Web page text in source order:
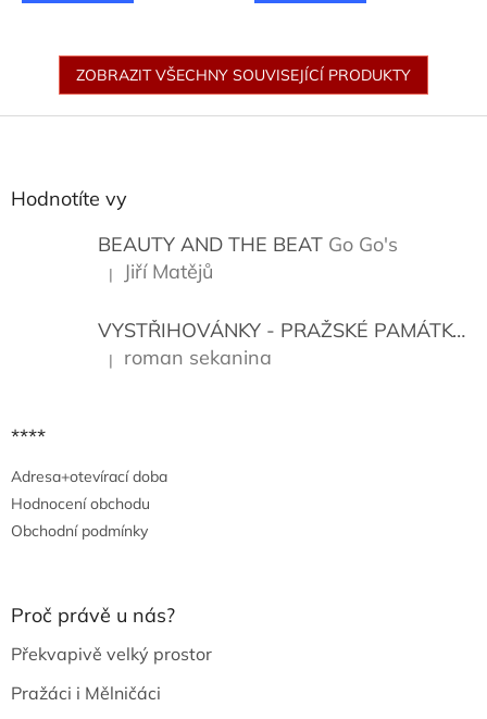
ZOBRAZIT VŠECHNY SOUVISEJÍCÍ PRODUKTY
Hodnotíte vy
BEAUTY AND THE BEAT Go Go's
Hodnocení produktu je 5 z 5 hvězdiček.
| Jiří Matějů
VYSTŘIHOVÁNKY - PRAŽSKÉ PAMÁTKY
Hodnocení produktu je 5 z 5 hvězdiček.
| roman sekanina
****
Adresa+otevírací doba
Hodnocení obchodu
Obchodní podmínky
Proč právě u nás?
Překvapivě velký prostor
Pražáci i Mělničáci